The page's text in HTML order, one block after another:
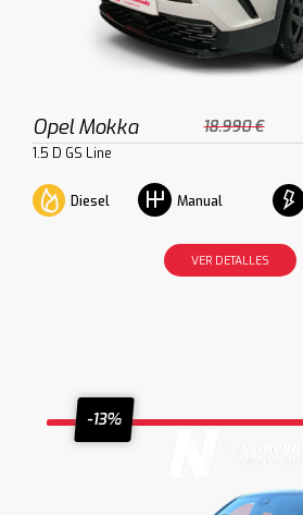
Opel Mokka 18.990 €
1.5 D GS Line
Diesel Manual
VER DETALLES
-13%